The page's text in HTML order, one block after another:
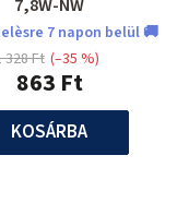
7,8W-NW
7 napon belül 🚚
863 Ft
328 Ft (–35 %)
KOSÁRBA